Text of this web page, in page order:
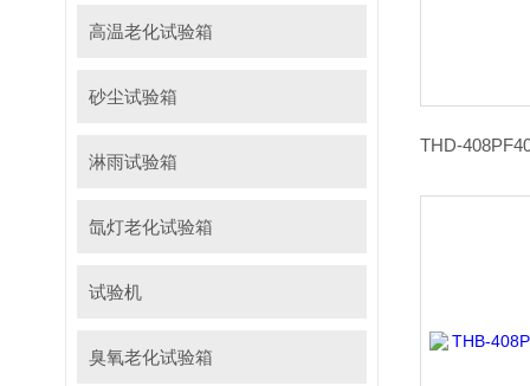
高温老化试验箱
砂尘试验箱
淋雨试验箱
氙灯老化试验箱
试验机
臭氧老化试验箱